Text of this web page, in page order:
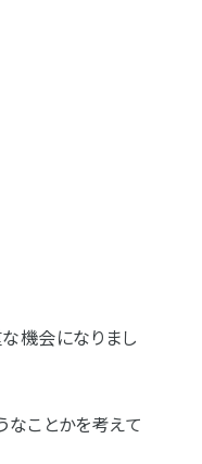
機会になりまし
なことかを考えて